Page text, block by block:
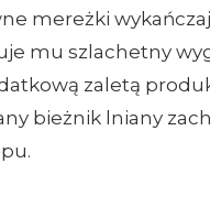
mereżki
mu szlachetny
zaletą
bieżnik lniany